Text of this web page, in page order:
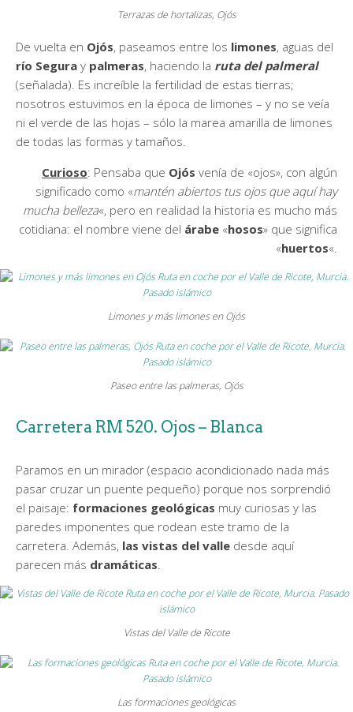
Terrazas de hortalizas, Ojós
De vuelta en Ojós, paseamos entre los limones, aguas del
río Segura y palmeras, haciendo la ruta del palmeral
(señalada). Es increíble la fertilidad de estas tierras;
nosotros estuvimos en la época de limones – y no se veía
ni el verde de las hojas – sólo la marea amarilla de limones
de todas las formas y tamaños.
Curioso: Pensaba que Ojós venía de «ojos», con algún
significado como «mantén abiertos tus ojos que aquí hay
mucha belleza«, pero en realidad la historia es mucho más
cotidiana: el nombre viene del árabe «hosos» que significa
«huertos«.
Limones y más limones en Ojós
Paseo entre las palmeras, Ojós
Carretera RM 520. Ojos – Blanca
Paramos en un mirador (espacio acondicionado nada más
pasar cruzar un puente pequeño) porque nos sorprendió
el paisaje: formaciones geológicas muy curiosas y las
paredes imponentes que rodean este tramo de la
carretera. Además, las vistas del valle desde aquí
parecen más dramáticas.
Vistas del Valle de Ricote
Las formaciones geológicas